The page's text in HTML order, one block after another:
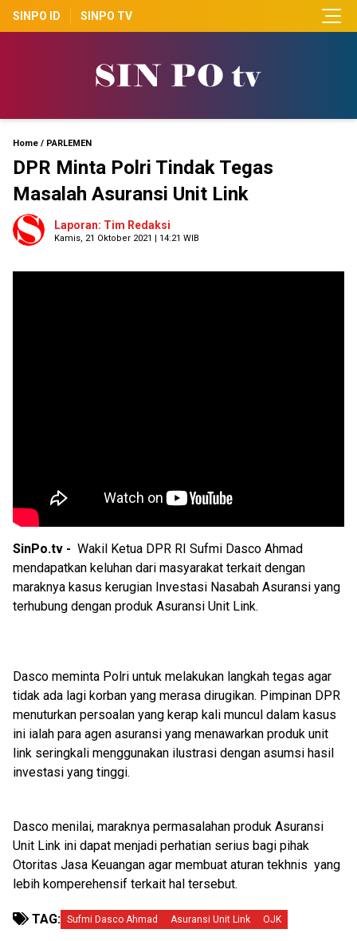
SINPO ID SINPO TV
Home / PARLEMEN
DPR Minta Polri Tindak Tegas
Masalah Asuransi Unit Link
Laporan: Tim Redaksi
Kamis, 21 Oktober 2021 | 14:21 WIB
SinPo.tv - Wakil Ketua DPR RI Sufmi Dasco Ahmad
mendapatkan keluhan dari masyarakat terkait dengan
maraknya kasus kerugian Investasi Nasabah Asuransi yang
terhubung dengan produk Asuransi Unit Link.
Dasco meminta Polri untuk melakukan langkah tegas agar
tidak ada lagi korban yang merasa dirugikan. Pimpinan DPR
menuturkan persoalan yang kerap kali muncul dalam kasus
ini ialah para agen asuransi yang menawarkan produk unit
link seringkali menggunakan ilustrasi dengan asumsi hasil
investasi yang tinggi.
Dasco menilai, maraknya permasalahan produk Asuransi
Unit Link ini dapat menjadi perhatian serius bagi pihak
Otoritas Jasa Keuangan agar membuat aturan tekhnis yang
lebih komperehensif terkait hal tersebut.
TAG: Sufmi Dasco Ahmad Asuransi Unit Link OJK